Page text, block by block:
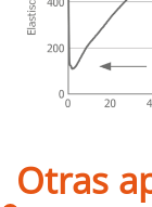
Otras